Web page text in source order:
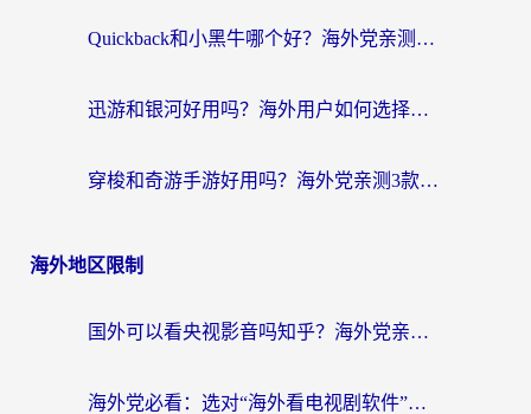
Quickback和小黑牛哪个好？海外党亲测指南，选对回国加速器秒回国内
迅游和银河好用吗？海外用户如何选择回国加速器实现无缝访问国内资源
穿梭和奇游手游好用吗？海外党亲测3款回国加速器，附蜜蜂加速器七天试用攻略
海外地区限制
国外可以看央视影音吗知乎？海外党亲测有效的回国加速方案
海外党必看：选对“海外看电视剧软件”，再也不用愁国内剧刷不了